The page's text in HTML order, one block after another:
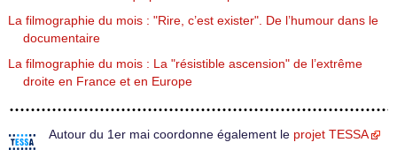
La filmographie du mois : "Rire, c’est exister". De l’humour dans le
documentaire
La filmographie du mois : La "résistible ascension" de l’extrême
droite en France et en Europe
Autour du 1er mai coordonne également le projet TESSA